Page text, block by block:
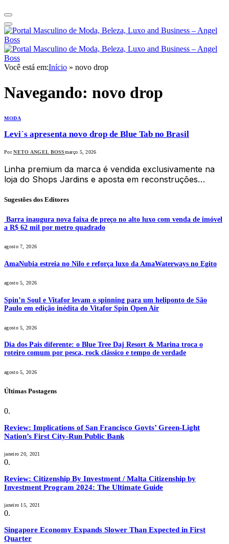
Você está em:Início » novo drop
Navegando: novo drop
MODA
Levi´s apresenta novo drop de Blue Tab no Brasil
Por NETO ANGEL BOSSmarço 5, 2026
Linha premium da marca é vendida exclusivamente na
loja do Shops Jardins e aposta em reconstruções…
Sugestões dos Editores
Barra inaugura nova faixa de preço no alto luxo com venda de imóvel
a R$ 62 mil por metro quadrado
agosto 7, 2026
AmaNubia estreia no Nilo e reforça luxo da AmaWaterways no Egito
agosto 5, 2026
Spin’n Soul e Vitafor levam o spinning para um heliponto de São
Paulo em edição inédita do Vitafor Spin Open Air
agosto 5, 2026
Dia dos Pais diferente: o Blue Tree Daj Resort & Marina troca o
roteiro comum por pesca, rock clássico e tempo de verdade
agosto 5, 2026
Últimas Postagens
Review: Implications of San Francisco Govts’ Green-Light
Nation’s First City-Run Public Bank
janeiro 20, 2021
Review: Citizenship By Investment / Malta Citizenship by
Investment Program 2024: The Ultimate Guide
janeiro 15, 2021
Singapore Economy Expands Slower Than Expected in First
Quarter